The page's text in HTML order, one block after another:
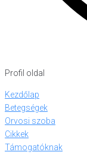
Profil oldal
Kezdőlap
Betegségek
Orvosi szoba
Cikkek
Támogatóknak